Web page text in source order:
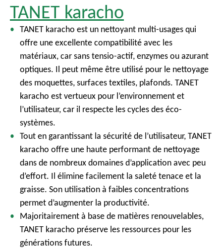
TANET karacho
TANET karacho est un nettoyant multi-usages qui
offre une excellente compatibilité avec les
matériaux, car sans tensio-actif, enzymes ou azurant
optiques. Il peut même être utilisé pour le nettoyage
des moquettes, surfaces textiles, plafonds. TANET
karacho est vertueux pour l’environnement et
l’utilisateur, car il respecte les cycles des éco-
systèmes.
Tout en garantissant la sécurité de l’utilisateur, TANET
karacho offre une haute performant de nettoyage
dans de nombreux domaines d’application avec peu
d’effort. Il élimine facilement la saleté tenace et la
graisse. Son utilisation à faibles concentrations
permet d’augmenter la productivité.
Majoritairement à base de matières renouvelables,
TANET karacho préserve les ressources pour les
générations futures.